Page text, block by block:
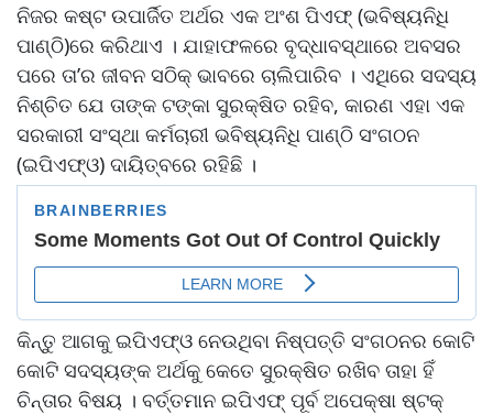
ନିଜର କଷ୍ଟ ଉପାର୍ଜିତ ଅର୍ଥର ଏକ ଅଂଶ ପିଏଫ୍ (ଭବିଷ୍ୟନିଧି
ପାଣ୍ଠି)ରେ କରିଥାଏ । ଯାହାଫଳରେ ବୃଦ୍ଧାବସ୍ଥାରେ ଅବସର
ପରେ ତା’ର ଜୀବନ ସଠିକ୍ ଭାବରେ ଚାଲିପାରିବ । ଏଥିରେ ସଦସ୍ୟ
ନିଶ୍ଚିତ ଯେ ତାଙ୍କ ଟଙ୍କା ସୁରକ୍ଷିତ ରହିବ, କାରଣ ଏହା ଏକ
ସରକାରୀ ସଂସ୍ଥା କର୍ମଚାରୀ ଭବିଷ୍ୟନିଧି ପାଣ୍ଠି ସଂଗଠନ
(ଇପିଏଫ୍ଓ) ଦାୟିତ୍ବରେ ରହିଛି ।
କିନ୍ତୁ ଆଗକୁ ଇପିଏଫ୍ଓ ନେଉଥିବା ନିଷ୍ପତ୍ତି ସଂଗଠନର କୋଟି
କୋଟି ସଦସ୍ୟଙ୍କ ଅର୍ଥକୁ କେତେ ସୁରକ୍ଷିତ ରଖିବ ତାହା ହିଁ
ଚିନ୍ତାର ବିଷୟ । ବର୍ତ୍ତମାନ ଇପିଏଫ୍ ପୂର୍ବ ଅପେକ୍ଷା ଷ୍ଟକ୍